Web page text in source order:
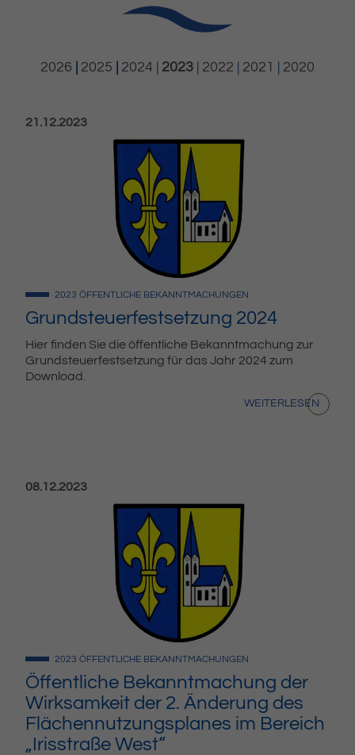
2026 2025 2024 | 2023 | 2022 | 2021 | 2020
Veröffentlicht am:
21.12.2023
Grundsteuerfestsetzung 2024
2023 ÖFFENTLICHE BEKANNTMACHUNGEN
Hier finden Sie die öffentliche Bekanntmachung zur
Grundsteuerfestsetzung für das Jahr 2024 zum
Download.
WEITERLESEN
Veröffentlicht am:
08.12.2023
Öffentliche Bekanntmachung der
Wirksamkeit der 2. Änderung des
Flächennutzungsplanes im Bereich
„Irisstraße West“
2023 ÖFFENTLICHE BEKANNTMACHUNGEN